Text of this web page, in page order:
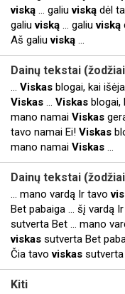
viską ... galiuviską dėl
galiuviską ... galiuviską
Aš galiuviską ...
Dainų tekstai
... Viskas blogai, kai
Viskas ... Viskas blogai,
mano namai Viskas
tavo namai Ei! Viskas
mano namai Viskas ...
Dainų tekstai
... mano vardą Ir tavo
Bet pabaiga ... šį vardą
sutverta Bet ... mano
viskas sutverta Bet
Čia tavoviskas sutverta
Kiti